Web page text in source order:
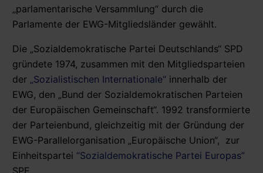
„parlamentarische Versammlung“ durch die
Parlamente der EWG-Mitgliedsländer gewählt.
Die „Sozialdemokratische Partei Deutschlands“ SPD
gründete 1974, zusammen mit den Mitgliedsparteien
der „Sozialistischen Internationale“ innerhalb der
EWG, den „Bund der Sozialdemokratischen Parteien
der Europäischen Gemeinschaft“. 1992 transformierte
der Parteienbund, gleichzeitig mit der Gründung der
EWG-Parallelorganisation „Europäische Union“, zur
Einheitspartei “Sozialdemokratische Partei Europas”
SPE.